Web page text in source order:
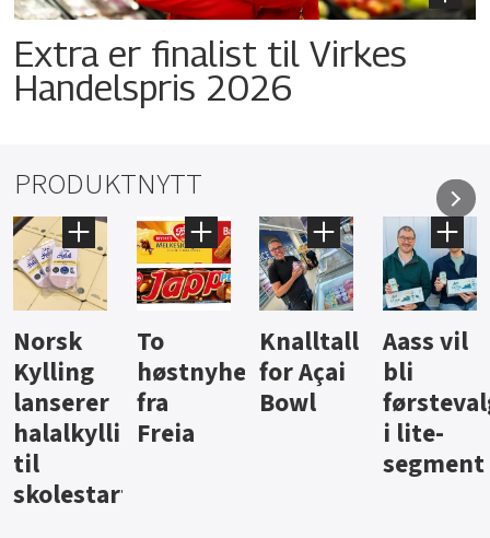
Extra er finalist til Virkes
Handelspris 2026
PRODUKTNYTT
Knalltall
for Açai
Bowl
Aass vil
bli
førstevalg
i lite-
Brus og
jus fra
Berentsen
Hard
iste fra
Hansa